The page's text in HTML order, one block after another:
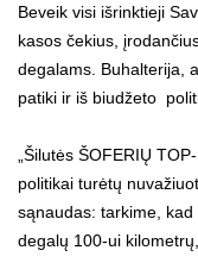
Beveik visi išrinktieji
kasos čekius,
degalams. Buhalterija,
patiki ir iš biudžeto
„Šilutės ŠOFERIŲ
politikai turėtų
sąnaudas: tarkime,
degalų 100-ui